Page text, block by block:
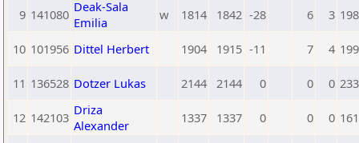
9 141080 Deak-Sala
Emilia
w 1814 1842 -28 6 3
10 101956 Dittel Herbert 1904 1915 -11 7 4
11 136528 Dotzer Lukas 2144 2144 0 0 0
12 142103 Driza
Alexander
1337 1337 0 0 0